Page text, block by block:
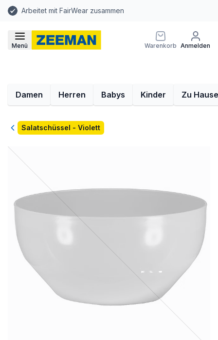
Arbeitet mit FairWear zusammen
Menü Warenkorb Anmelden
Damen Herren Babys Kinder Zu Hause
ZurückSalatschüssel - Violett